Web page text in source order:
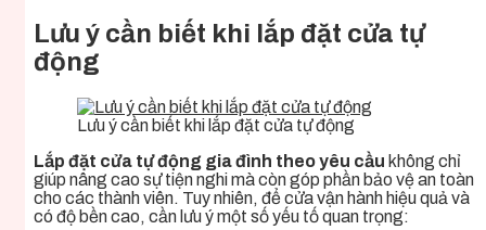
Lưu ý cần biết khi lắp đặt cửa tự
động
Lưu ý cần biết khi lắp đặt cửa tự động
Lắp đặt cửa tự động gia đình theo yêu cầu không chỉ
giúp nâng cao sự tiện nghi mà còn góp phần bảo vệ an toàn
cho các thành viên. Tuy nhiên, để cửa vận hành hiệu quả và
có độ bền cao, cần lưu ý một số yếu tố quan trọng: